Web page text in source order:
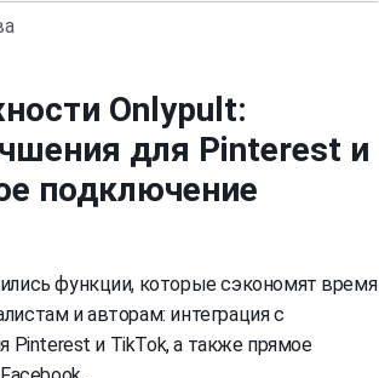
Onlypult:
для Pinterest и
подключение
функции, которые сэкономят время
и авторам: интеграция с
Pinterest и TikTok, а также прямое